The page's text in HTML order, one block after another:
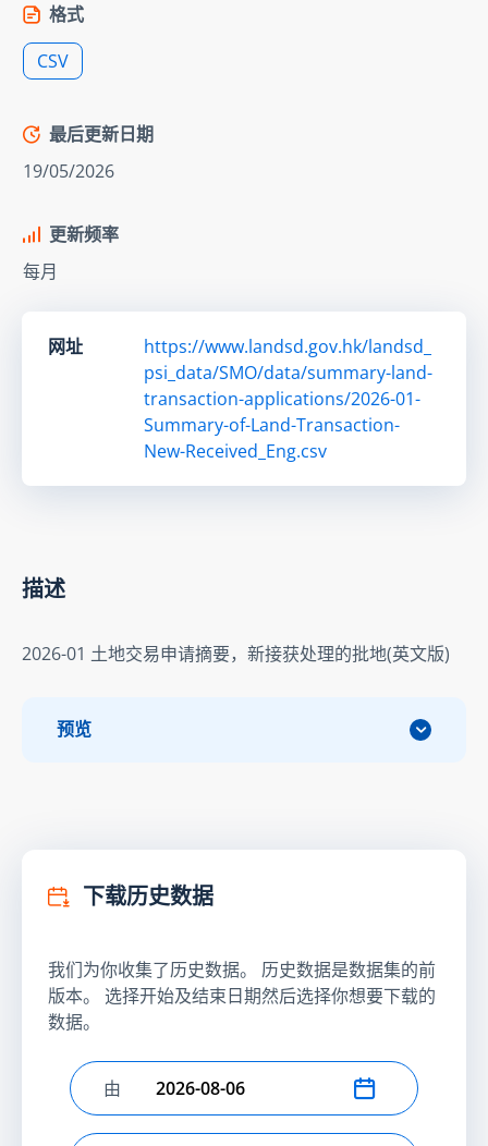
格式
CSV
最后更新日期
19/05/2026
更新频率
每月
网址
https://www.landsd.gov.hk/landsd_
psi_data/SMO/data/summary-land-
transaction-applications/2026-01-
Summary-of-Land-Transaction-
New-Received_Eng.csv
描述
2026-01 土地交易申请摘要，新接获处理的批地(英文版)
预览
下载历史数据
我们为你收集了历史数据。 历史数据是数据集的前
版本。 选择开始及结束日期然后选择你想要下载的
数据。
选择开始日期
由